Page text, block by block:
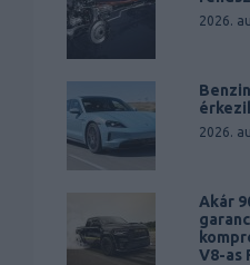
2026.
2026.
Akár
V8-as